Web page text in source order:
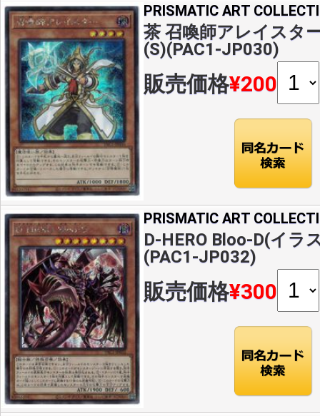
PRISMATIC ART
茶 召喚師アレイスタ
(S)(PAC1-JP030)
販売価格¥200
PRISMATIC ART
D-HERO Bloo-D(イラ
(PAC1-JP032)
販売価格¥300